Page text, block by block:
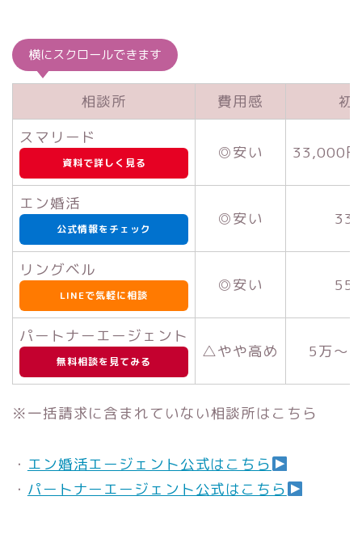
横にスクロールできます
相談所 費用感
初
スマリード
資料で詳しく見る
◎安い 33,000
エン婚活
公式情報をチェック
◎安い
リングベル
LINEで気軽に相談
◎安い
パートナーエージェント
無料相談を見てみる
△やや高め 5万～
※一括請求に含まれていない相談所はこちら
・ エン婚活エージェント公式はこちら
・ パートナーエージェント公式はこちら